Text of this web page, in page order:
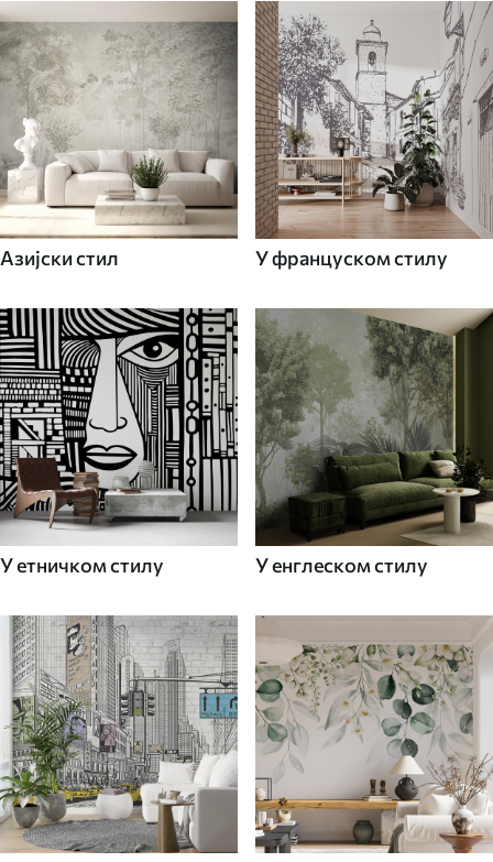
Азијски стил У француском стилу
У етничком стилу У енглеском стилу